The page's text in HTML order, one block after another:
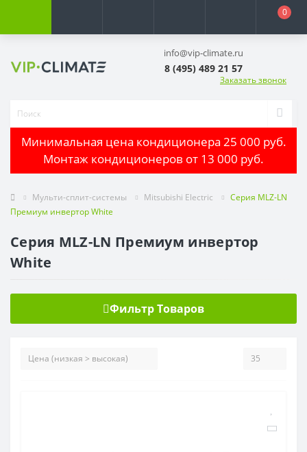
0
info@vip-climate.ru
8 (495) 489 21 57
Заказать звонок
Минимальная цена кондиционера 25 000 руб.
Монтаж кондиционеров от 13 000 руб.
Мульти-сплит-системы Mitsubishi Electric
Серия MLZ-LN
Премиум инвертор White
Серия MLZ-LN Премиум инвертор
White
Фильтр Товаров